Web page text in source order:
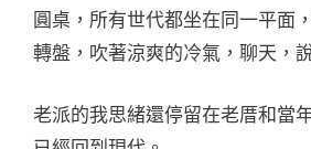
圓桌，所有世代都坐在同一平面
轉盤，吹著涼爽的冷氣，聊天，
老派的我思緒還停留在老厝和當